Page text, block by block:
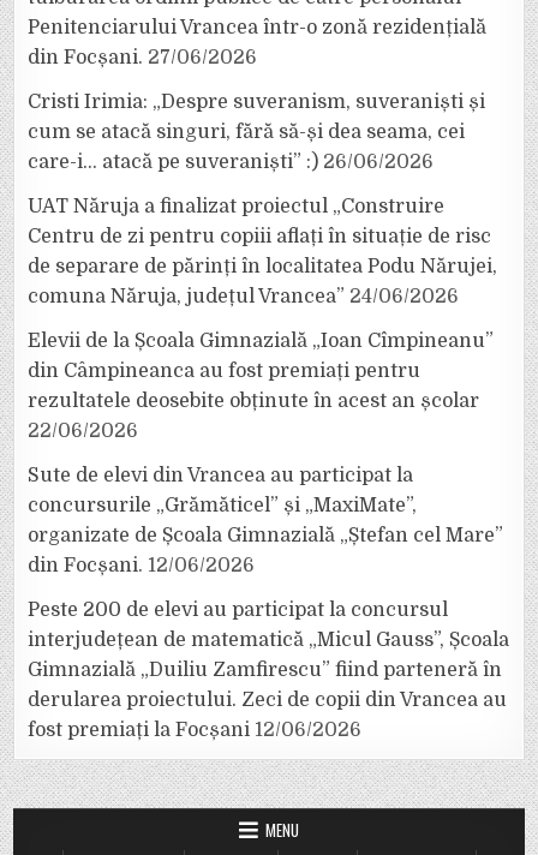
Penitenciarului Vrancea într-o zonă rezidențială
din Focșani. 27/06/2026
Cristi Irimia: „Despre suveranism, suveraniști și
cum se atacă singuri, fără să-și dea seama, cei
care-i… atacă pe suveraniști” :) 26/06/2026
UAT Năruja a finalizat proiectul „Construire
Centru de zi pentru copiii aflați în situație de risc
de separare de părinți în localitatea Podu Nărujei,
comuna Năruja, județul Vrancea” 24/06/2026
Elevii de la Școala Gimnazială „Ioan Cîmpineanu”
din Câmpineanca au fost premiați pentru
rezultatele deosebite obținute în acest an școlar
22/06/2026
Sute de elevi din Vrancea au participat la
concursurile „Grămăticel” și „MaxiMate”,
organizate de Școala Gimnazială „Ștefan cel Mare”
din Focșani. 12/06/2026
Peste 200 de elevi au participat la concursul
interjudețean de matematică „Micul Gauss”, Școala
Gimnazială „Duiliu Zamfirescu” fiind parteneră în
derularea proiectului. Zeci de copii din Vrancea au
fost premiați la Focșani 12/06/2026
MENU